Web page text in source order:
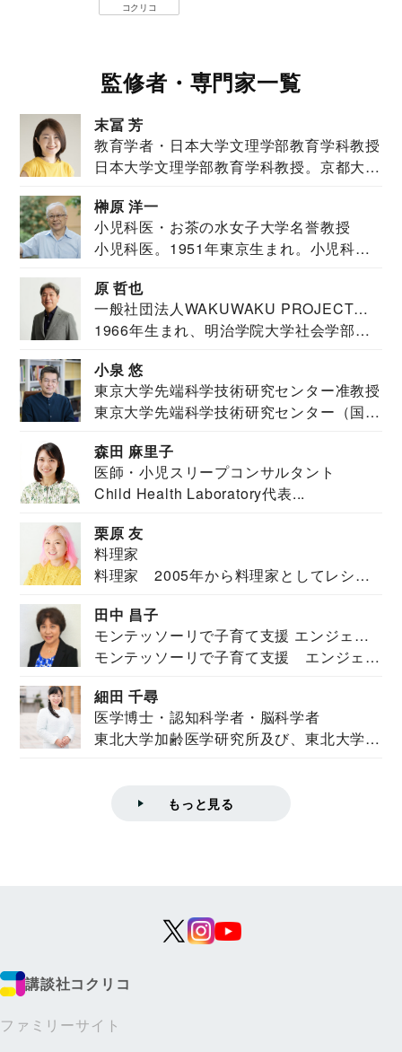
コクリコ
監修者・専門家一覧
末冨 芳
教育学者・日本大学文理学部教育学科教授
日本大学文理学部教育学科教授。京都大学
榊原 洋一
小児科医・お茶の水女子大学名誉教授
小児科医。1951年東京生まれ。小児科
原 哲也
一般社団法人WAKUWAKU PROJECT
JAPAN代表・言語聴覚士・社会福祉士
1966年生まれ、明治学院大学社会学部福
小泉 悠
東京大学先端科学技術研究センター准教授
東京大学先端科学技術研究センター（国際
森田 麻里子
医師・小児スリープコンサルタント
Child Health Laboratory代表...
栗原 友
料理家
料理家 2005年から料理家としてレシピ
田中 昌子
モンテッソーリで子育て支援 エンジェル
ズハウス研究所所長
モンテッソーリで子育て支援 エンジェル
細田 千尋
医学博士・認知科学者・脳科学者
東北大学加齢医学研究所及び、東北大学大
もっと見る
講談社コクリコ
ファミリーサイト